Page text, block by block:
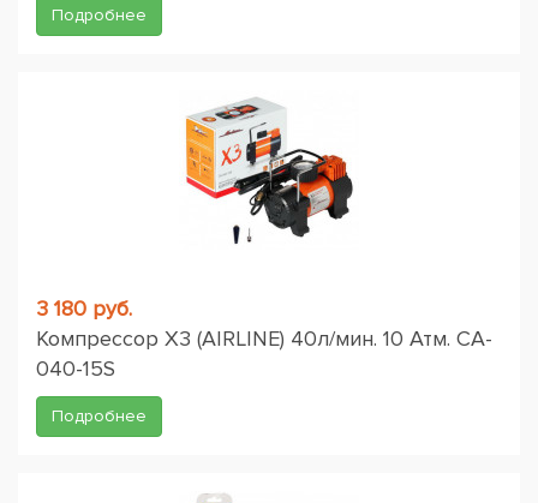
Подробнее
3 180 руб.
Компрессор X3 (AIRLINE) 40л/мин. 10 Атм. CA-
040-15S
Подробнее